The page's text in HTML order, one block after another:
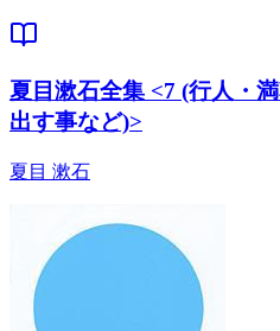
夏目漱石全集 <7 (行人・
出す事など)>
夏目 漱石